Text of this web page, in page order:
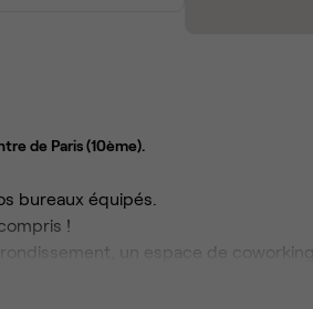
de Paris (10ème).
bureaux équipés.
!
un espace de
prêts à l’emploi », individuels,